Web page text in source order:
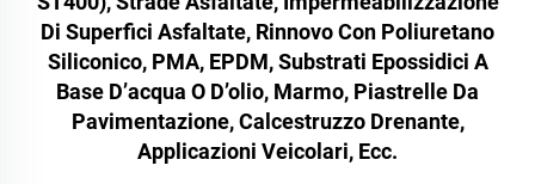
Di Superfici Asfaltate, Rinnovo Con Poliuretano
Siliconico, PMA, EPDM, Substrati Epossidici A
Base D’acqua O D’olio, Marmo, Piastrelle Da
Pavimentazione, Calcestruzzo Drenante,
Applicazioni Veicolari, Ecc.